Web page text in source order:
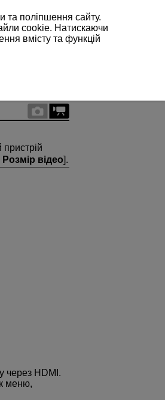
Розмір відео].
через HDMI.
меню,
та поліпшення сайту.
cookie. Натискаючи
вмісту та функцій